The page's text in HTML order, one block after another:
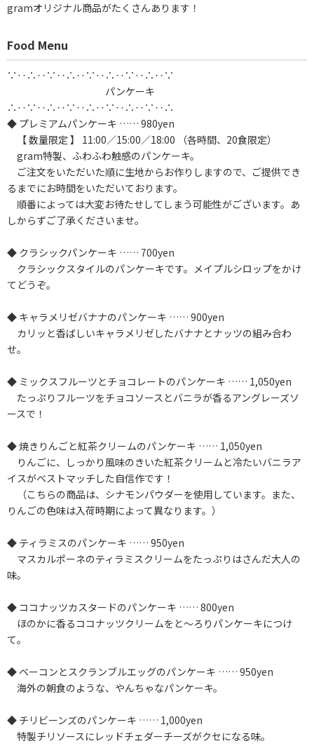
gramオリジナル商品がたくさんあります！
Food Menu
∵‥∴‥∵‥∴‥∵‥∴‥∵‥∴‥∵
パンケーキ
∴‥∵‥∴‥∵‥∴‥∵‥∴‥∵‥∴
◆ プレミアムパンケーキ …… 980yen
【 数量限定 】 11:00／15:00／18:00 （各時間、20食限定）
gram特製、ふわふわ触感のパンケーキ。
ご注文をいただいた順に生地からお作りしますので、ご提供でき
るまでにお時間をいただいております。
順番によっては大変お待たせしてしまう可能性がございます。あ
しからずご了承くださいませ。
◆ クラシックパンケーキ …… 700yen
クラシックスタイルのパンケーキです。メイプルシロップをかけ
てどうぞ。
◆ キャラメリゼバナナのパンケーキ …… 900yen
カリッと香ばしいキャラメリゼしたバナナとナッツの組み合わ
せ。
◆ ミックスフルーツとチョコレートのパンケーキ …… 1,050yen
たっぷりフルーツをチョコソースとバニラが香るアングレーズソ
ースで！
◆ 焼きりんごと紅茶クリームのパンケーキ …… 1,050yen
りんごに、しっかり風味のきいた紅茶クリームと冷たいバニラア
イスがベストマッチした自信作です！
（こちらの商品は、シナモンパウダーを使用しています。また、
りんごの色味は入荷時期によって異なります。）
◆ ティラミスのパンケーキ …… 950yen
マスカルポーネのティラミスクリームをたっぷりはさんだ大人の
味。
◆ ココナッツカスタードのパンケーキ …… 800yen
ほのかに香るココナッツクリームをと～ろりパンケーキにつけ
て。
◆ ベーコンとスクランブルエッグのパンケーキ …… 950yen
海外の朝食のような、やんちゃなパンケーキ。
◆ チリビーンズのパンケーキ …… 1,000yen
特製チリソースにレッドチェダーチーズがクセになる味。